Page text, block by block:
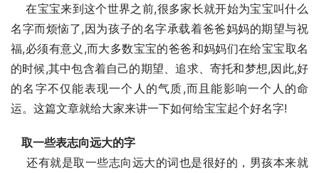
    在宝宝来到这个世界之前,很多家长就开始为宝宝叫什么
名字而烦恼了,因为孩子的名字承载着爸爸妈妈的期望与祝
福,必须有意义,而大多数宝宝的爸爸和妈妈们在给宝宝取名
的时候,其中包含着自己的期望、追求、寄托和梦想,因此,好
的名字不仅能表现一个人的气质,而且能影响一个人的命
运。这篇文章就给大家来讲一下如何给宝宝起个好名字!
取一些表志向远大的字